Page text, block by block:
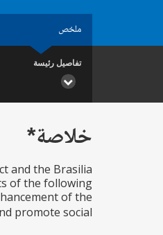
ملخص
تفاصيل رئيسة
خلاصة*
and the Brasilia
of the following
of the
promote social...